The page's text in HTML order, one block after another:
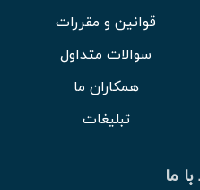
قوانین و مقررات
سوالات متداول
همکاران ما
تبلیغات
با ما